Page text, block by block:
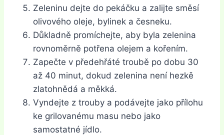
Zeleninu dejte do pekáčku a zalijte směsí
olivového oleje, bylinek a česneku.
Důkladně promíchejte, aby byla zelenina
rovnoměrně potřena olejem a kořením.
Zapečte v předehřáté troubě po dobu 30
až 40 minut, dokud zelenina není hezkě
zlatohnědá a měkká.
Vyndejte z trouby a podávejte jako přílohu
ke grilovanému masu nebo jako
samostatné jídlo.